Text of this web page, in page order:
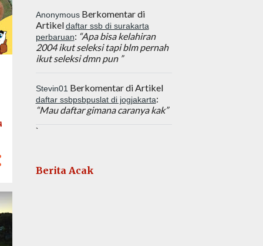
AnonymousBerkomentar di
Artikeldaftar ssb di surakarta
perbaruan: “Apa bisa kelahiran
2004 ikut seleksi tapi blm pernah
ikut seleksi dmn pun ”
Stevin01 Berkomentar di Artikel
daftar ssbpsbpuslat di jogjakarta:
“Mau daftar gimana caranya kak”
`
Berita Acak